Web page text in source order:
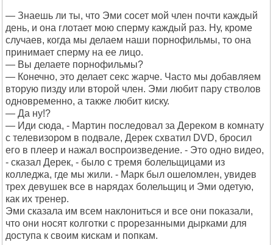
— Знаешь ли ты, что Эми сосет мой член почти каждый
день, и она глотает мою сперму каждый раз. Ну, кроме
случаев, когда мы делаем наши порнофильмы, то она
принимает сперму на ее лицо.
— Вы делаете порнофильмы?
— Конечно, это делает секс жарче. Часто мы добавляем
вторую пизду или второй член. Эми любит пару стволов
одновременно, а также любит киску.
— Да ну!?
— Иди сюда, - Мартин последовал за Дереком в комнату
с телевизором в подвале, Дерек схватил DVD, бросил
его в плеер и нажал воспроизведение. - Это одно видео,
- сказал Дерек, - было с тремя болельщицами из
колледжа, где мы жили. - Марк был ошеломлен, увидев
трех девушек все в нарядах болельщиц и Эми одетую,
как их тренер.
Эми сказала им всем наклониться и все они показали,
что они носят колготки с прорезанными дырками для
доступа к своим кискам и попкам.